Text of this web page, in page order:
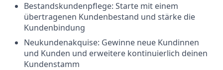
Bestandskundenpflege: Starte mit einem
übertragenen Kundenbestand und stärke die
Kundenbindung
Neukundenakquise: Gewinne neue Kundinnen
und Kunden und erweitere kontinuierlich deinen
Kundenstamm